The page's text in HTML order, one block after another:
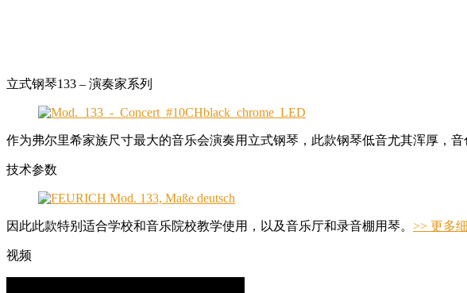
立式钢琴133 – 演奏家系列
作为弗尔里希家族尺寸最大的音乐会演奏用立式钢琴，此款钢琴低音尤其浑厚，音
技术参数
因此此款特别适合学校和音乐院校教学使用，以及音乐厅和录音棚用琴。 >> 更多
视频